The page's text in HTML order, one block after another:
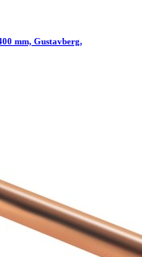
mm, Gustavberg,